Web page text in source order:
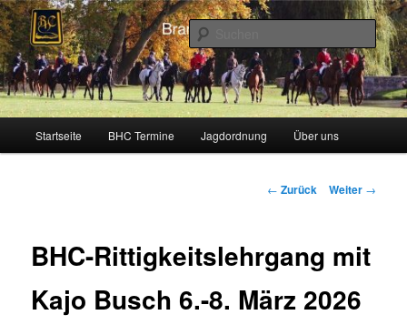
Zum
Inhalt
wechseln
Brandenburger Hunting Club
Schleppjagden und Vielseitigkeitsreiten in Berlin und Brandenburg
Startseite BHC Termine Jagdordnung Über uns
Beitragsnavigation
← Zurück Weiter →
BHC-Rittigkeitslehrgang mit
Kajo Busch 6.-8. März 2026